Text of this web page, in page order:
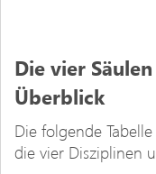
Die vier
Überblick
Die folgende
die vier Disziplinen